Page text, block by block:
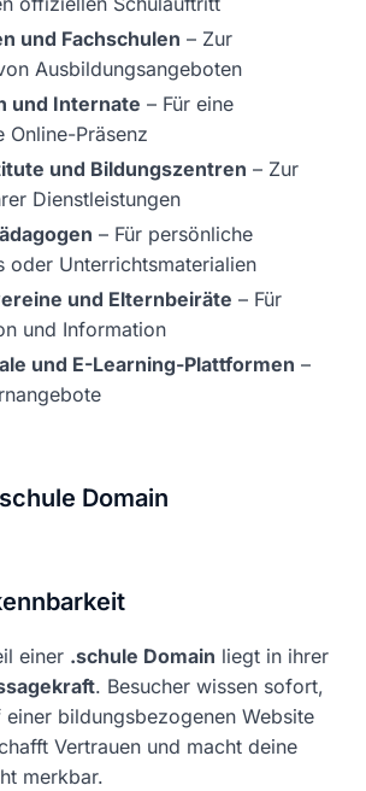
und Fachschulen – Zur
Ausbildungsangeboten
und Internate – Für eine
Online-Präsenz
und Bildungszentren – Zur
Dienstleistungen
– Für persönliche
oder Unterrichtsmaterialien
und Elternbeiräte – Für
und Information
und E-Learning-Plattformen –
Domain
einer .schule Domain liegt in ihrer
. Besucher wissen sofort,
bildungsbezogenen Website
Vertrauen und macht deine
merkbar.